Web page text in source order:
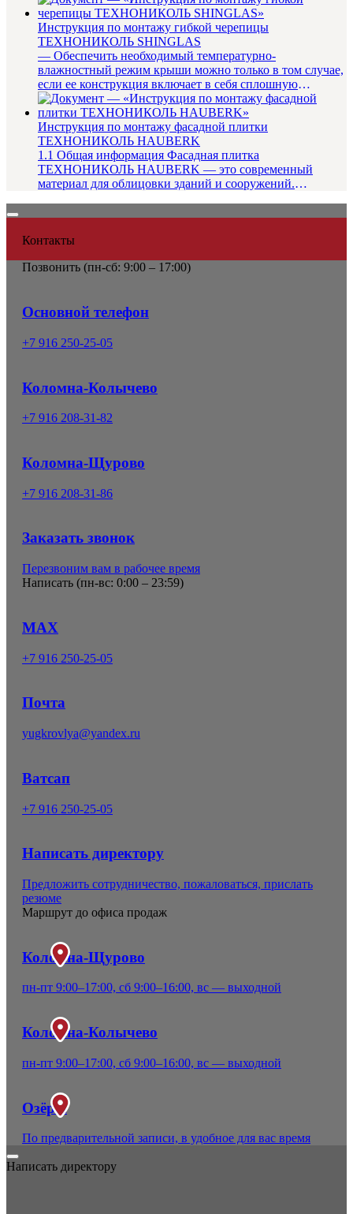
Инструкция по монтажу гибкой черепицы
ТЕХНОНИКОЛЬ SHINGLAS
— Обеспечить необходимый температурно-
влажностный режим крыши можно только в том случае,
если ее конструкция включает в себя сплошную
пароизоляцию, необходимую для д...
Инструкция по монтажу фасадной плитки
ТЕХНОНИКОЛЬ HAUBERK
1.1 Общая информация Фасадная плитка
ТЕХНОНИКОЛЬ HAUBERK — это современный
материал для облицовки зданий и сооружений.
Контакты
Позвонить (пн-сб: 9:00 – 17:00)
Основной телефон
+7 916 250-25-05
Коломна-Колычево
+7 916 208-31-82
Коломна-Щурово
+7 916 208-31-86
Заказать звонок
Перезвоним вам в рабочее время
Написать (пн-вс: 0:00 – 23:59)
MAX
+7 916 250-25-05
Почта
yugkrovlya@yandex.ru
Ватсап
+7 916 250-25-05
Написать директору
Предложить сотрудничество, пожаловаться, прислать
резюме
Маршрут до офиса продаж
Коломна-Щурово
пн-пт 9:00–17:00, сб 9:00–16:00, вс — выходной
Коломна-Колычево
пн-пт 9:00–17:00, сб 9:00–16:00, вс — выходной
Озёры
По предварительной записи, в удобное для вас время
Написать директору